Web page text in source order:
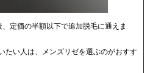
定価の半額以下で追加脱毛に通えま
たい人は、メンズリゼを選ぶのがおすす